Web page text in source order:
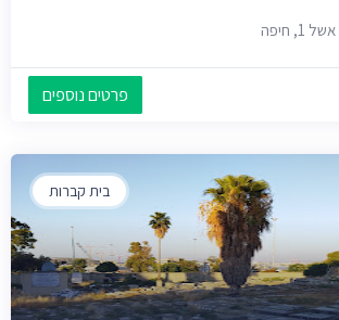
פרטים נוספים
בית קברות